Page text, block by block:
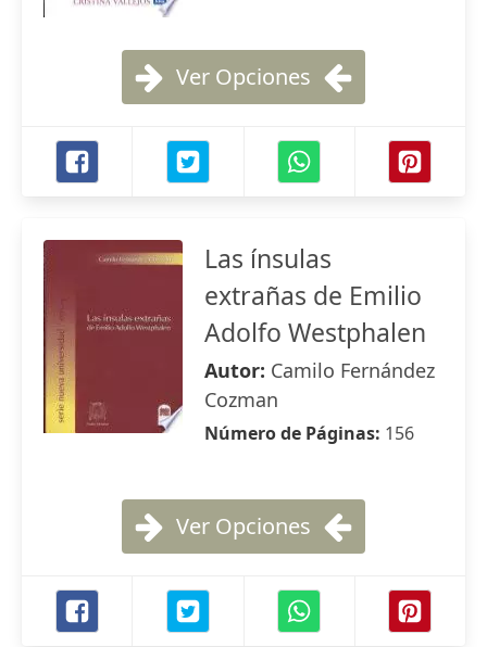
Ver Opciones
Las ínsulas
extrañas de Emilio
Adolfo Westphalen
Autor: Camilo Fernández
Cozman
Número de Páginas: 156
Ver Opciones